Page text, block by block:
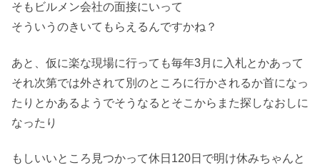
そもビルメン会社の面接にいって
そういうのきいてもらえるんですかね？
あと、仮に楽な現場に行っても毎年3月に入札とかあって
それ次第では外されて別のところに行かされるか首になっ
たりとかあるようでそうなるとそこからまた探しなおしに
なったり
もしいいところ見つかって休日120日で明け休みちゃんと